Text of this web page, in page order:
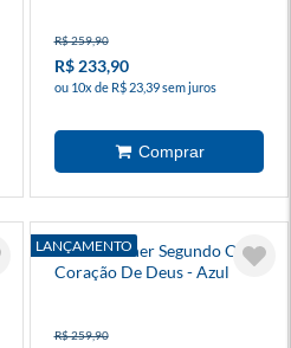
R$ 259,90
R$ 233,90
ou 10x de R$ 23,39 sem juros
LANÇAMENTO
Bíblia Mulher Segundo O
Coração De Deus - Azul
R$ 259,90